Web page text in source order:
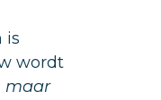
is
wordt
maar